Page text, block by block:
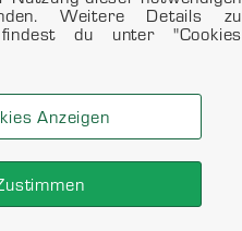
Weitere Details zu
du unter "Cookies
Anzeigen